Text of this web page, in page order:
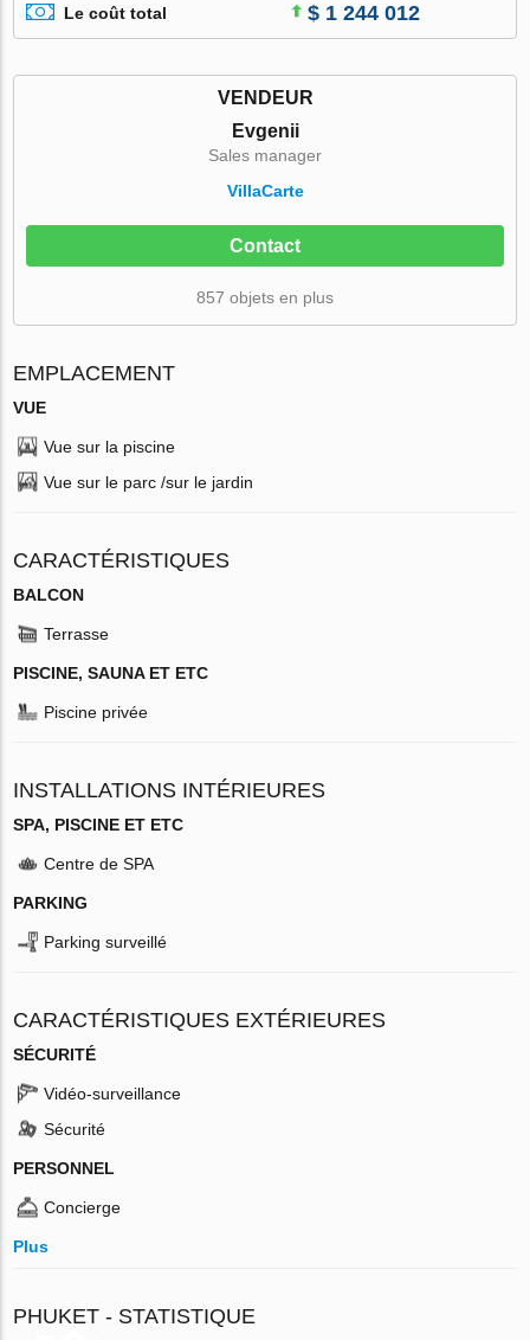
Le coût total $ 1 244 012
VENDEUR
Evgenii
Sales manager
VillaСarte
Contact
857 objets en plus
EMPLACEMENT
VUE
Vue sur la piscine
Vue sur le parc /sur le jardin
CARACTÉRISTIQUES
BALCON
Terrasse
PISCINE, SAUNA ET ETC
Piscine privée
INSTALLATIONS INTÉRIEURES
SPA, PISCINE ET ETC
Centre de SPA
PARKING
Parking surveillé
CARACTÉRISTIQUES EXTÉRIEURES
SÉCURITÉ
Vidéo-surveillance
Sécurité
PERSONNEL
Concierge
Plus
PHUKET - STATISTIQUE